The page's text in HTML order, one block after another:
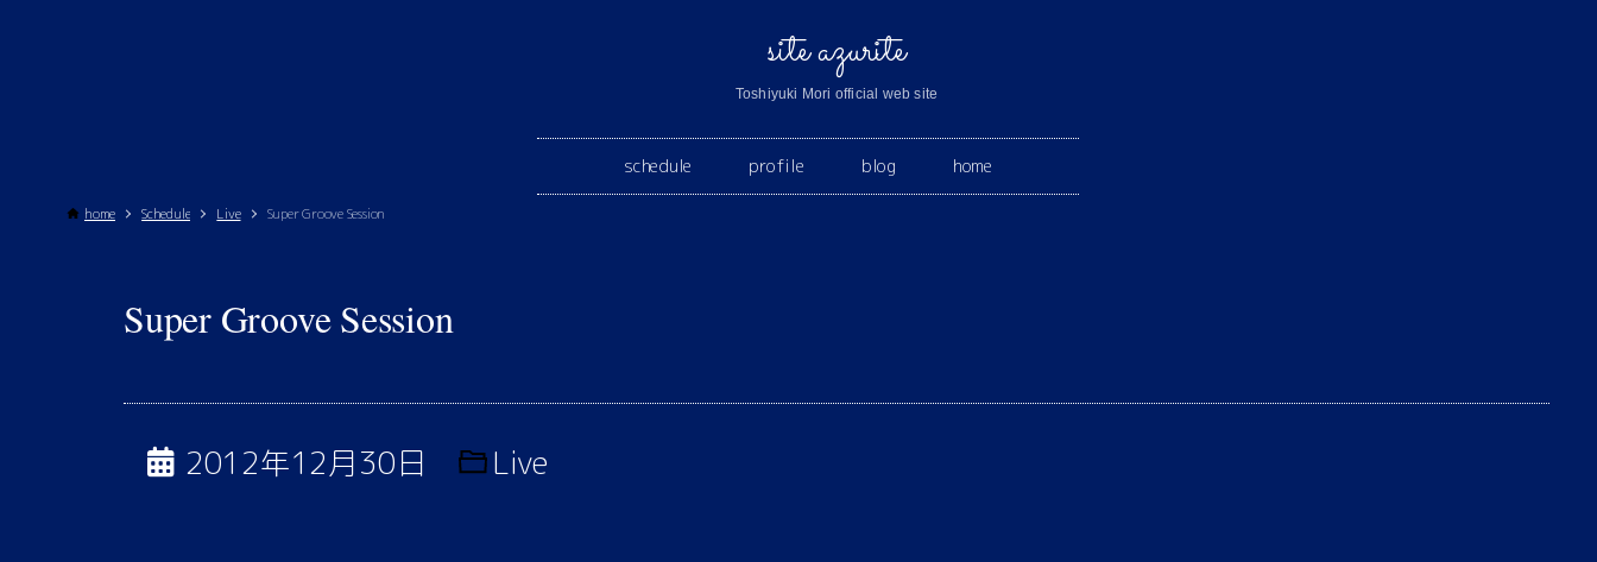
site azurite
Toshiyuki Mori official web site
schedule profile blog home
home Schedule Live Super Groove Session
Super Groove Session
2012年12月30日 Live